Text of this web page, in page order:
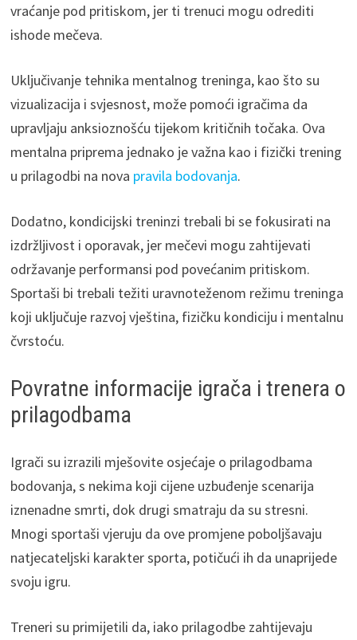
vraćanje pod pritiskom, jer ti trenuci mogu odrediti
ishode mečeva.
Uključivanje tehnika mentalnog treninga, kao što su
vizualizacija i svjesnost, može pomoći igračima da
upravljaju anksioznošću tijekom kritičnih točaka. Ova
mentalna priprema jednako je važna kao i fizički trening
u prilagodbi na nova pravila bodovanja.
Dodatno, kondicijski treninzi trebali bi se fokusirati na
izdržljivost i oporavak, jer mečevi mogu zahtijevati
održavanje performansi pod povećanim pritiskom.
Sportaši bi trebali težiti uravnoteženom režimu treninga
koji uključuje razvoj vještina, fizičku kondiciju i mentalnu
čvrstoću.
Povratne informacije igrača i trenera o
prilagodbama
Igrači su izrazili mješovite osjećaje o prilagodbama
bodovanja, s nekima koji cijene uzbuđenje scenarija
iznenadne smrti, dok drugi smatraju da su stresni.
Mnogi sportaši vjeruju da ove promjene poboljšavaju
natjecateljski karakter sporta, potičući ih da unaprijede
svoju igru.
Treneri su primijetili da, iako prilagodbe zahtijevaju